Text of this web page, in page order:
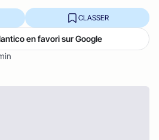
CLASSER
en favori sur Google